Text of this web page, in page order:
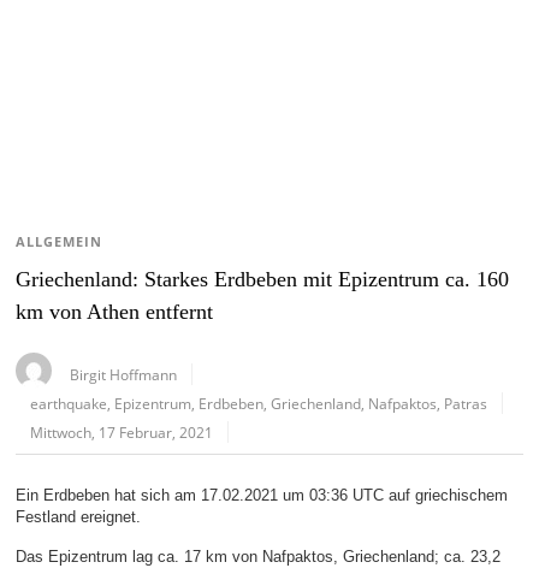
ALLGEMEIN
Griechenland: Starkes Erdbeben mit Epizentrum ca. 160
km von Athen entfernt
Birgit Hoffmann
earthquake Epizentrum Erdbeben ,Griechenland Nafpaktos Patras
Mittwoch, 17 Februar, 2021
Ein Erdbeben hat sich am 17.02.2021 um 03:36 UTC auf griechischem
Festland ereignet.
Das Epizentrum lag ca. 17 km von Nafpaktos, Griechenland; ca. 23,2